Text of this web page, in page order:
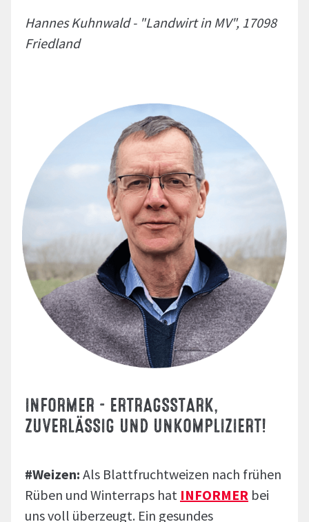
Hannes Kuhnwald - "Landwirt in MV", 17098
Friedland
INFORMER - ERTRAGSSTARK,
ZUVERLÄSSIG UND UNKOMPLIZIERT!
#Weizen: Als Blattfruchtweizen nach frühen
Rüben und Winterraps hat INFORMER bei
uns voll überzeugt. Ein gesundes